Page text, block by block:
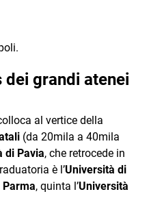
dei grandi atenei
al vertice della
(da 20mila a 40mila
di Pavia, che retrocede in
è l’Università di
, quinta l’Università